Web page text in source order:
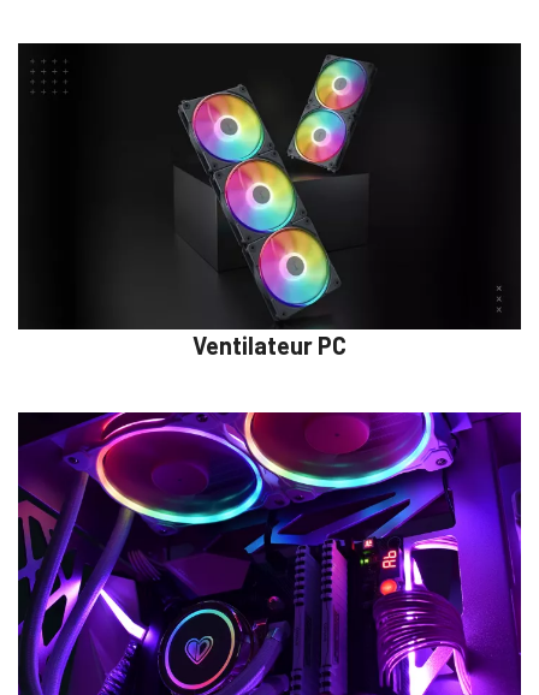
Ventilateur PC